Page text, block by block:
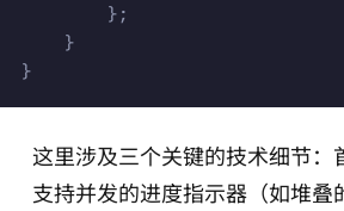
        };
    }
}
这里涉及三个关键的技术细节：
支持并发的进度指示器（如堆叠